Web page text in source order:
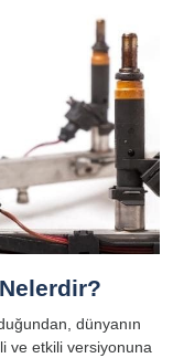
dünyanın
ve etkili versiyonuna